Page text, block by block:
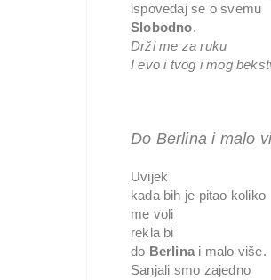
ispovedaj se o svemu
Slobodno.
Drži me za ruku
I evo i tvog i mog
Do Berlina i malo
Uvijek
kada bih je pitao koliko
me voli
rekla bi
do Berlina i malo više.
Sanjali smo zajedno